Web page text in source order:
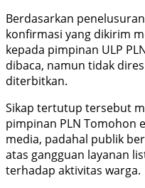
Berdasarkan
konfirmasi yang dikirim
kepada pimpinan ULP
dibaca, namun tidak
diterbitkan.
Sikap tertutup tersebut
pimpinan PLN Tomohon
media, padahal publik
atas gangguan layanan
terhadap aktivitas warga.